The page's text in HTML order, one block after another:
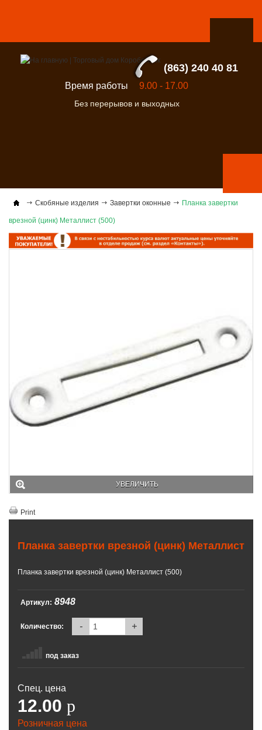
(863) 240 40 81
Время работы 9.00 - 17.00
Без перерывов и выходных
Скобяные изделия Завертки оконные Планка завертки
врезной (цинк) Металлист (500)
УВЕЛИЧИТЬ
Print
Планка завертки врезной (цинк) Металлист
Планка завертки врезной (цинк) Металлист (500)
Артикул: 8948
Количество: - +
под заказ
Спец. цена
12.00 p
Розничная цена